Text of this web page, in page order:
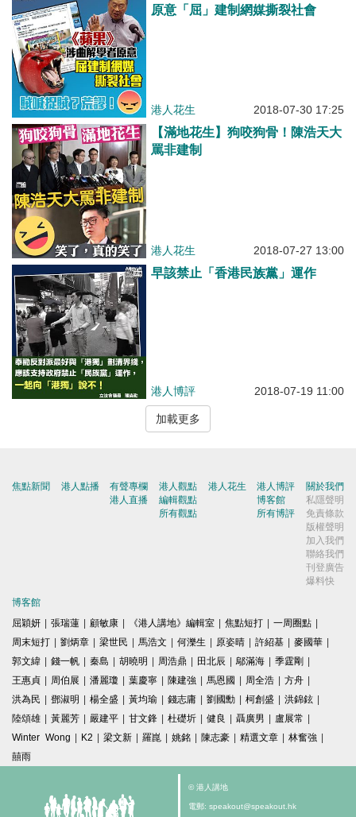
原意「屈」建制網媒撕裂社會
港人花生 2018-07-30 17:25
【滿地花生】狗咬狗骨！陳浩天大
罵非建制
港人花生 2018-07-27 13:00
早該禁止「香港民族黨」運作
港人博評 2018-07-19 11:00
加載更多
焦點新聞 港人點播
有聲專欄
港人直播
港人觀點
編輯觀點
所有觀點
港人花生
港人博評
博客館
所有博評
關於我們
私隱聲明
免責條款
版權聲明
加入我們
聯絡我們
刊登廣告
爆料快
博客館
屈穎妍 | 張瑞蓮 | 顧敏康 | 《港人講地》編輯室 | 焦點短打 | 一周圈點 |
周末短打 | 劉炳章 | 梁世民 | 馬浩文 | 何濼生 | 原姿晴 | 許紹基 | 麥國華 |
郭文緯 | 錢一帆 | 秦島 | 胡曉明 | 周浩鼎 | 田北辰 | 鄔滿海 | 季霆剛 |
王惠貞 | 周伯展 | 潘麗瓊 | 葉慶寧 | 陳建強 | 馬恩國 | 周全浩 | 方舟 |
洪為民 | 鄧淑明 | 楊全盛 | 黃均瑜 | 錢志庸 | 劉國勳 | 柯創盛 | 洪錦鉉 |
陸頌雄 | 黃麗芳 | 嚴建平 | 甘文鋒 | 杜礎圻 | 健良 | 聶廣男 | 盧展常 |
Winter Wong | K2 | 梁文新 | 羅崑 | 姚銘 | 陳志豪 | 精選文章 | 林奮強 |
囍雨
© 港人講地
電郵: speakout@speakout.hk